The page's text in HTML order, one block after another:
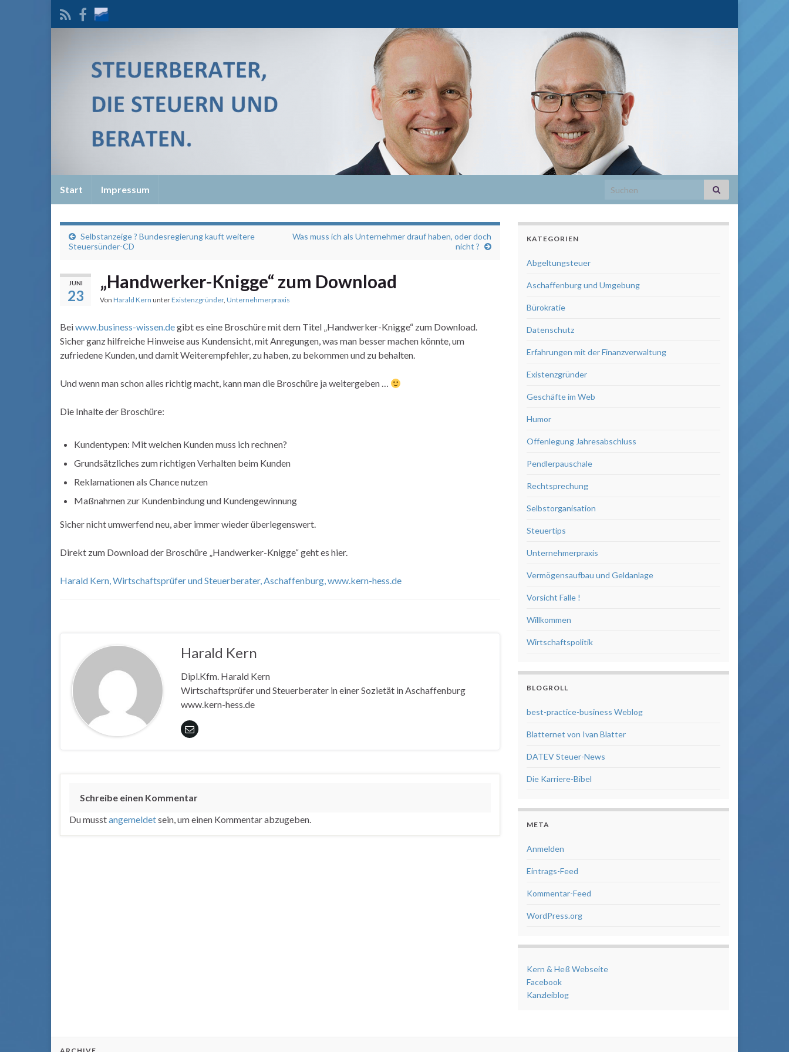
Start Impressum Search for:
Selbstanzeige ? Bundesregierung kauft weitere
Steuersünder-CD
Was muss ich als Unternehmer drauf haben, oder doch
nicht ?
JUNI
23
„Handwerker-Knigge“ zum Download
Von Harald Kern unterExistenzgründer, Unternehmerpraxis
Beiwww.business-wissen.degibt es eine Broschüre mit dem Titel „Handwerker-Knigge“ zum Download.
Sicher ganz hilfreiche Hinweise aus Kundensicht, mit Anregungen, was man besser machen könnte, um
zufriedene Kunden, und damit Weiterempfehler, zu haben, zu bekommen und zu behalten.
Und wenn man schon alles richtig macht, kann man die Broschüre ja weitergeben …
Die Inhalte der Broschüre:
Kundentypen: Mit welchen Kunden muss ich rechnen?
Grundsätzliches zum richtigen Verhalten beim Kunden
Reklamationen als Chance nutzen
Maßnahmen zur Kundenbindung und Kundengewinnung
Sicher nicht umwerfend neu, aber immer wieder überlegenswert.
Direkt zum Download der Broschüre „Handwerker-Knigge“ geht es hier.
Harald Kern, Wirtschaftsprüfer und Steuerberater, Aschaffenburg,www.kern-hess.de
Harald Kern
Dipl.Kfm. Harald Kern
Wirtschaftsprüfer und Steuerberater in einer Sozietät in Aschaffenburg
www.kern-hess.de
Schreibe einen Kommentar
Du musstangemeldetsein, um einen Kommentar abzugeben.
KATEGORIEN
Abgeltungsteuer
Aschaffenburg und Umgebung
Bürokratie
Datenschutz
Erfahrungen mit der Finanzverwaltung
Existenzgründer
Geschäfte im Web
Humor
Offenlegung Jahresabschluss
Pendlerpauschale
Rechtsprechung
Selbstorganisation
Steuertips
Unternehmerpraxis
Vermögensaufbau und Geldanlage
Vorsicht Falle !
Willkommen
Wirtschaftspolitik
BLOGROLL
best-practice-business Weblog
Blatternet von Ivan Blatter
DATEV Steuer-News
Die Karriere-Bibel
META
Anmelden
Eintrags-Feed
Kommentar-Feed
WordPress.org
Kern & Heß Webseite
Facebook
Kanzleiblog